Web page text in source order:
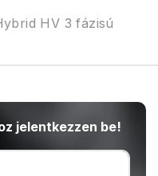
HV 3 fázisú
jelentkezzen be!